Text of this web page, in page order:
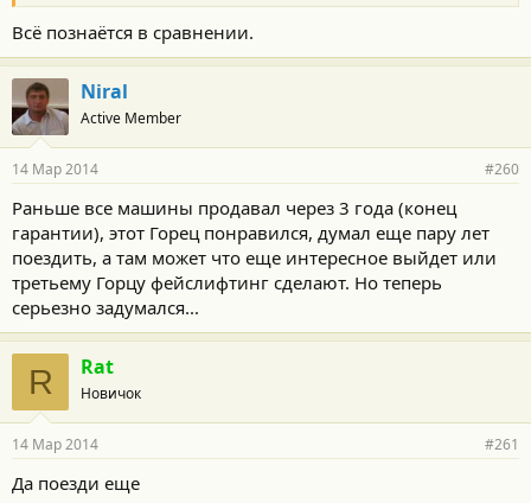
Всё познаётся в сравнении.
Niral
Active Member
14 Мар 2014 #260
Раньше все машины продавал через 3 года (конец
гарантии), этот Горец понравился, думал еще пару лет
поездить, а там может что еще интересное выйдет или
третьему Горцу фейслифтинг сделают. Но теперь
серьезно задумался...
R Rat
Новичок
14 Мар 2014 #261
Да поезди еще